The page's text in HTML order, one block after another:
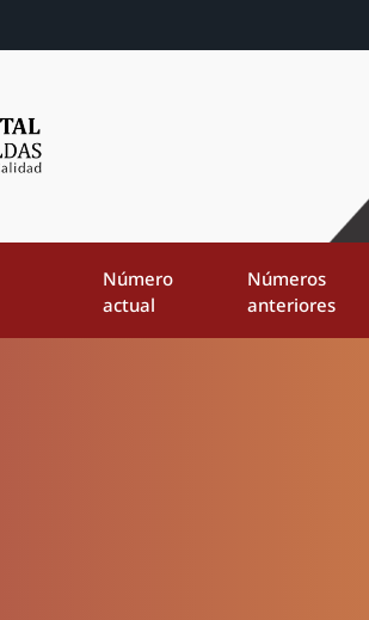
Número
actual
Números
anteriores